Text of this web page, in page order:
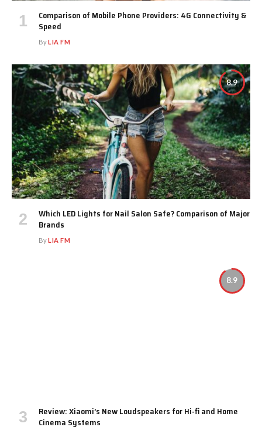
Comparison of Mobile Phone Providers: 4G Connectivity &
Speed
ByLIA FM
8.9
Which LED Lights for Nail Salon Safe? Comparison of Major
Brands
ByLIA FM
8.9
Review: Xiaomi’s New Loudspeakers for Hi-fi and Home
Cinema Systems